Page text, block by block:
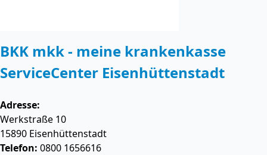
BKK mkk - meine krankenkasse
ServiceCenter Eisenhüttenstadt
Adresse:
Werkstraße 10
15890 Eisenhüttenstadt
Telefon: 0800 1656616